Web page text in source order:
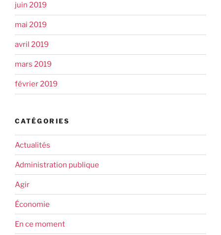
juin 2019
mai 2019
avril 2019
mars 2019
février 2019
CATÉGORIES
Actualités
Administration publique
Agir
Économie
En ce moment